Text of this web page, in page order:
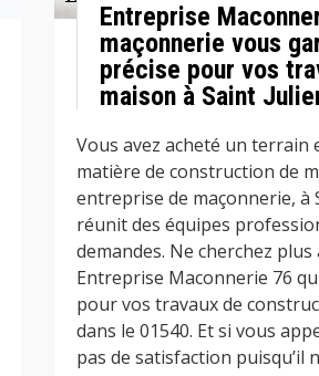
Entreprise
maçonnerie vous
précise pour vos
maison à Saint
Vous avez acheté un terrain
matière de construction de
entreprise de maçonnerie, à
réunit des équipes
demandes. Ne cherchez
Entreprise Maconnerie 76
pour vos travaux de
dans le 01540. Et si vous
pas de satisfaction puisqu’il